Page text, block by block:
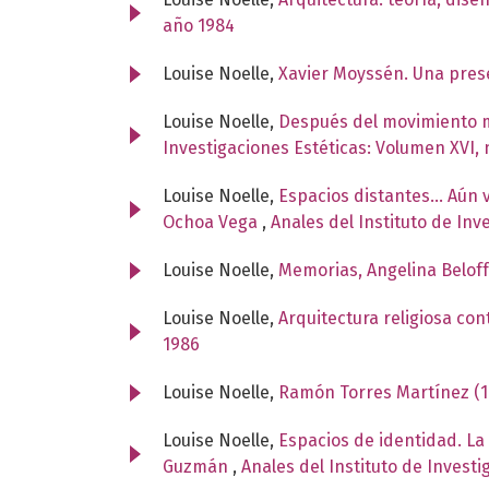
año 1984
Louise Noelle, Xavier Moyssén. Una
Louise Noelle, Después del movimiento
Investigaciones Estéticas: Volumen XVI,
Louise Noelle, Espacios distantes... Aún
Ochoa Vega , Anales del Instituto de
Louise Noelle, Memorias, Angelina
Louise Noelle, Arquitectura religiosa
1986
Louise Noelle, Ramón Torres Martínez
Louise Noelle, Espacios de identidad.
Guzmán , Anales del Instituto de